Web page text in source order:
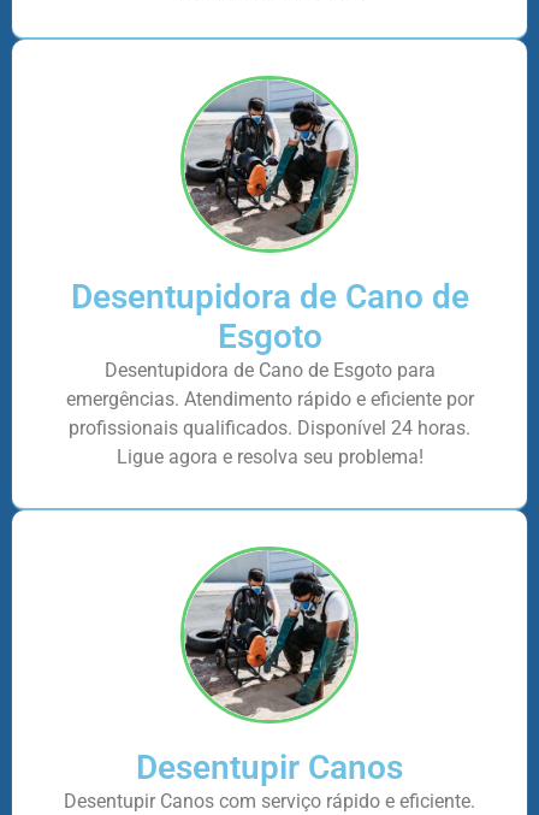
Desentupidora de Cano de
Esgoto
Desentupidora de Cano de Esgoto para
emergências. Atendimento rápido e eficiente por
profissionais qualificados. Disponível 24 horas.
Ligue agora e resolva seu problema!
Desentupir Canos
Desentupir Canos com serviço rápido e eficiente.